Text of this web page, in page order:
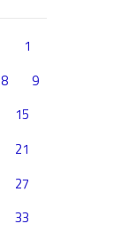
1
8
9
15
21
27
33